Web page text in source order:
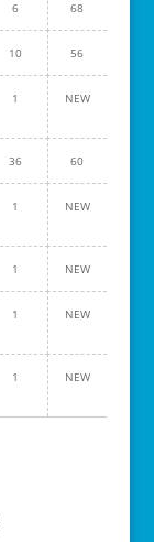
6 68
10 56
1 NEW
36 60
1 NEW
1 NEW
1 NEW
1 NEW